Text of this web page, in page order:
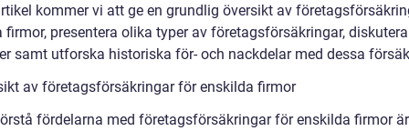
kommer vi att ge en grundlig översikt av
firmor, presentera olika typer av företagsförsäkringar,
samt utforska historiska för- och nackdelar med dessa
av företagsförsäkringar för enskilda firmor
fördelarna med företagsförsäkringar för enskilda firmor